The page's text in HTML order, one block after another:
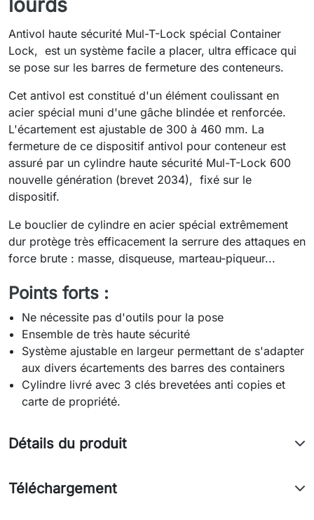
lourds
Antivol haute sécurité Mul-T-Lock spécial Container
Lock, est un système facile a placer, ultra efficace qui
se pose sur les barres de fermeture des conteneurs.
Cet antivol est constitué d'un élément coulissant en
acier spécial muni d'une gâche blindée et renforcée.
L'écartement est ajustable de 300 à 460 mm. La
fermeture de ce dispositif antivol pour conteneur est
assuré par un cylindre haute sécurité Mul-T-Lock 600
nouvelle génération (brevet 2034), fixé sur le
dispositif.
Le bouclier de cylindre en acier spécial extrêmement
dur protège très efficacement la serrure des attaques en
force brute : masse, disqueuse, marteau-piqueur...
Points forts :
Ne nécessite pas d'outils pour la pose
Ensemble de très haute sécurité
Système ajustable en largeur permettant de s'adapter
aux divers écartements des barres des containers
Cylindre livré avec 3 clés brevetées anti copies et
carte de propriété.
Détails du produit
Téléchargement